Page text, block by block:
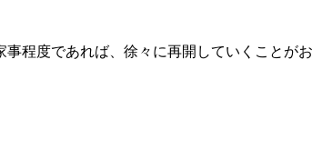
程度であれば、徐々に再開していくことがお